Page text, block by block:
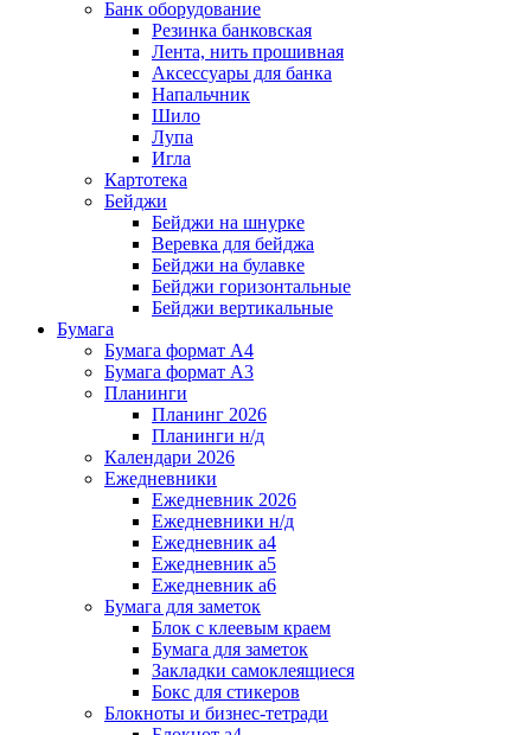
Банк оборудование
Резинка банковская
Лента, нить прошивная
Аксессуары для банка
Напальчник
Шило
Лупа
Игла
Картотека
Бейджи
Бейджи на шнурке
Веревка для бейджа
Бейджи на булавке
Бейджи горизонтальные
Бейджи вертикальные
Бумага
Бумага формат А4
Бумага формат А3
Планинги
Планинг 2026
Планинги н/д
Календари 2026
Ежедневники
Ежедневник 2026
Ежедневники н/д
Ежедневник а4
Ежедневник а5
Ежедневник а6
Бумага для заметок
Блок с клеевым краем
Бумага для заметок
Закладки самоклеящиеся
Бокс для стикеров
Блокноты и бизнес-тетради